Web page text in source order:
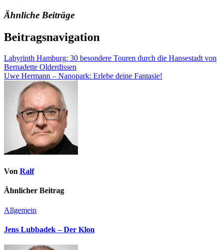
Ähnliche Beiträge
Beitragsnavigation
Labyrinth Hamburg: 30 besondere Touren durch die Hansestadt von
Bernadette Olderdissen
Uwe Hermann – Nanopark: Erlebe deine Fantasie!
Von Ralf
Ähnlicher Beitrag
Allgemein
Jens Lubbadek – Der Klon